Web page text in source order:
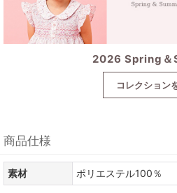
2026 Spring＆
コレクション
商品仕様
素材 ポリエステル100％